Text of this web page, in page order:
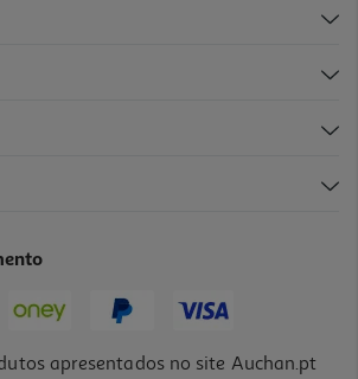
apresentados no site Auchan.pt